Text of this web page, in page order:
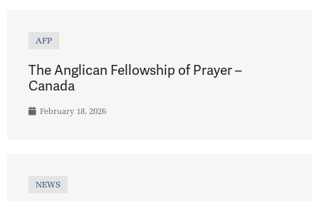
AFP
The Anglican Fellowship of Prayer –
Canada
February 18, 2026
NEWS